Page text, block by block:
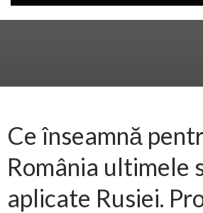
Ce înseamnă
România ultimele
aplicate Rusiei.